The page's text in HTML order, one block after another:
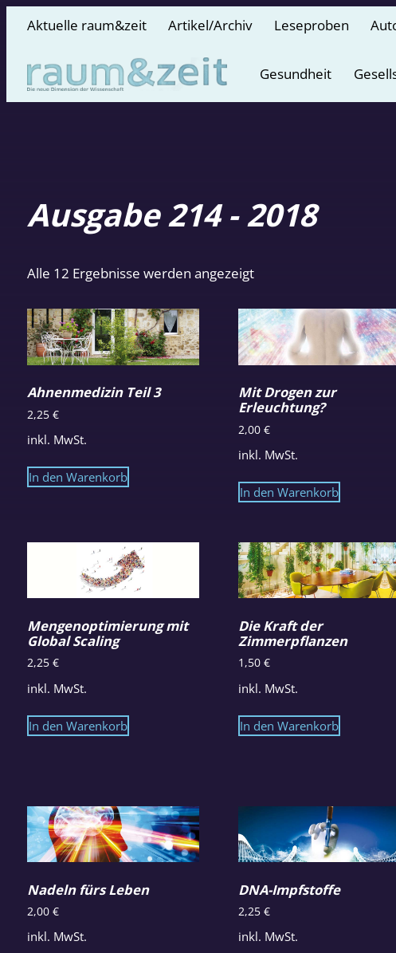
Aktuelle raum&zeit Artikel/Archiv Leseproben
Gesundheit
Ausgabe 214 - 2018
Alle 12 Ergebnisse werden angezeigtNach
sortiert
Ahnenmedizin Teil 3
2,25€
inkl. MwSt.
In den Warenkorb
Mit Drogen zur
Erleuchtung?
2,00 €
inkl. MwSt.
In den Warenkorb
Mengenoptimierung mit
Global Scaling
2,25€
inkl. MwSt.
In den Warenkorb
Die Kraft der
Zimmerpflanzen
1,50 €
inkl. MwSt.
In den Warenkorb
Nadeln fürs Leben
2,00€
inkl. MwSt.
DNA-Impfstoffe
2,25 €
inkl. MwSt.